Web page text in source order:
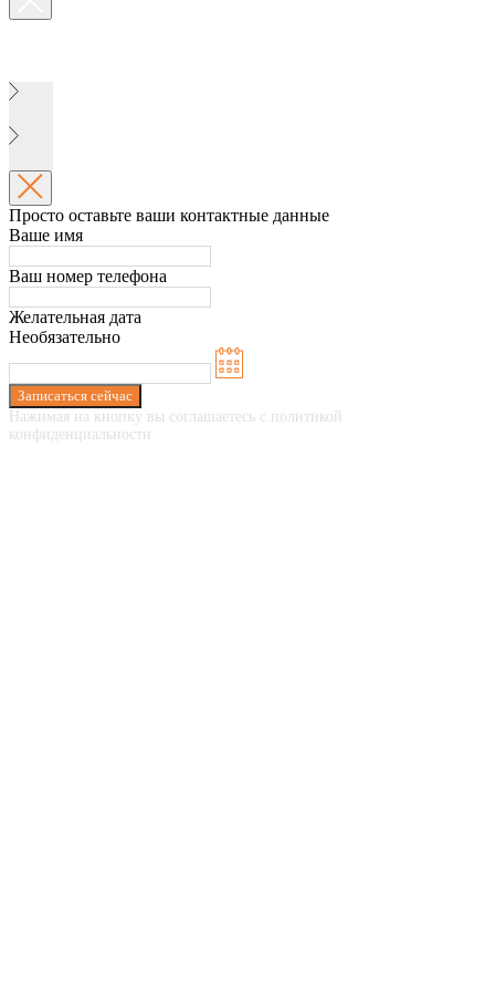
Просто оставьте ваши контактные данные
Ваше имя
Ваш номер телефона
Желательная дата
Необязательно
Записаться сейчас
Нажимая на кнопку вы соглашаетесь с политикой
конфиденциальности